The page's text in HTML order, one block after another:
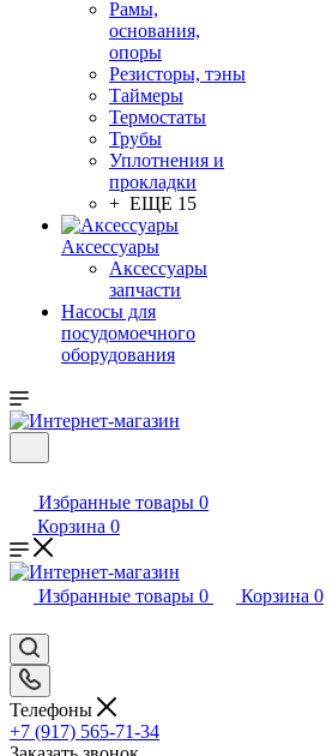
Рамы,
основания,
опоры
Резисторы, тэны
Таймеры
Термостаты
Трубы
Уплотнения и
прокладки
+ ЕЩЕ 15
Аксессуары
Аксессуары
запчасти
Насосы для
посудомоечного
оборудования
Избранные товары 0
Корзина 0
Избранные товары 0 Корзина 0
Телефоны
+7 (917) 565-71-34